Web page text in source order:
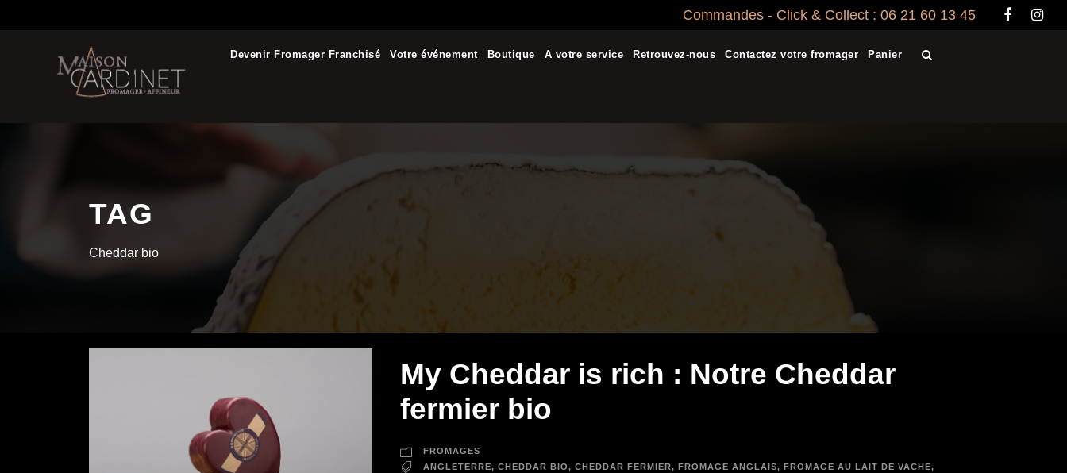
Commandes - Click & Collect : 06 21 60 13 45
Devenir Fromager Franchisé Votre événement Boutique A votre service Retrouvez-nous Contactez votre fromager Panier
TAG
Cheddar bio
My Cheddar is rich : Notre Cheddar
fermier bio
FROMAGES
ANGLETERRE, CHEDDAR BIO, CHEDDAR FERMIER, FROMAGE ANGLAIS, FROMAGE AU LAIT DE VACHE,